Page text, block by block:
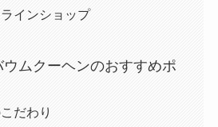
インショップ
ムクーヘンのおすすめポ
だわり